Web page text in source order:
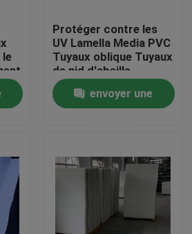
le
/
Protéger contre les
UV Lamella Media PVC
Tuyaux oblique Tuyaux
de nid d'abeille
envoyer une